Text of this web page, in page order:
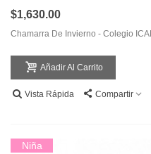
$1,630.00
Chamarra De Invierno - Colegio
Añadir Al Carrito
Vista Rápida Compartir
Niña